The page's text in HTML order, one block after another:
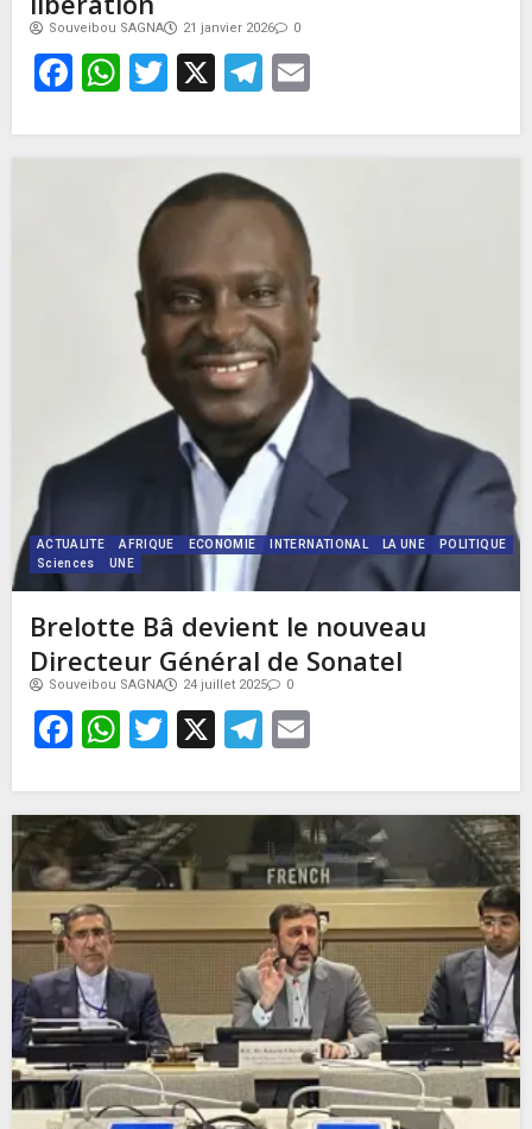
Souveibou SAGNA 21 janvier 2026 0
Facebook
WhatsApp
Twitter
X Telegram
ACTUALITE AFRIQUE ECONOMIE INTERNATIONAL LA UNE
POLITIQUE
Sciences
UNE
Brelotte Bâ devient le nouveau
Directeur Général de Sonatel
Souveibou SAGNA 24 juillet 2025 0
Facebook
WhatsApp
Twitter
X Telegram